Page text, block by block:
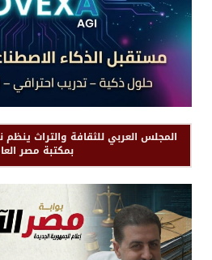
المجلس العربي للثقافة والتراث
بمكتبة مصر